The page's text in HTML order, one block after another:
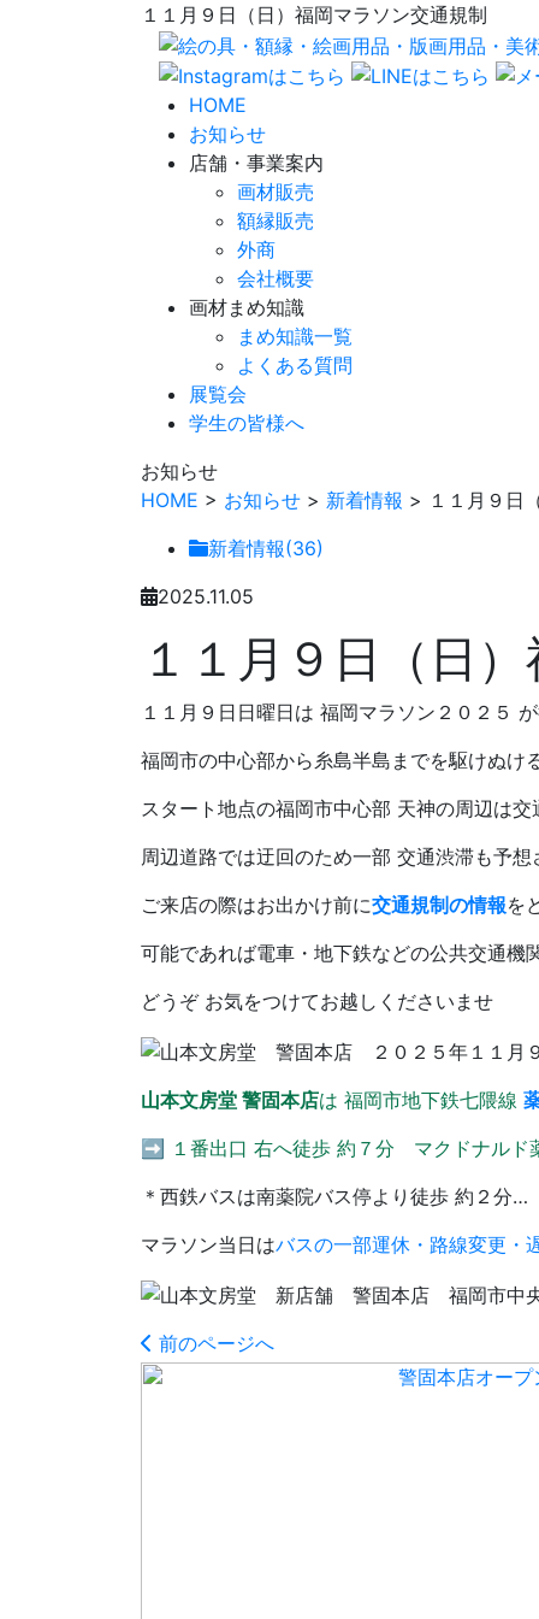
１１月９日（日）福岡マラソン交通規制
HOME
お知らせ
店舗・事業案内
画材販売
額縁販売
外商
会社概要
画材まめ知識
まめ知識一覧
よくある質問
展覧会
学生の皆様へ
お知らせ
HOME > お知らせ > 新着情報 > １１月９日
新着情報(36)
2025.11.05
１１月９日（日
１１月９日日曜日は 福岡マラソン２０２５
福岡市の中心部から糸島半島までを駆けぬけ
スタート地点の福岡市中心部 天神の周辺は交
周辺道路では迂回のため一部 交通渋滞も予想
ご来店の際はお出かけ前に交通規制の情報を
可能であれば電車・地下鉄などの公共交通機
どうぞ お気をつけてお越しくださいませ
山本文房堂 警固本店は 福岡市地下鉄七隈線
➡ １番出口 右へ徒歩 約７分 マクドナルド
＊西鉄バスは南薬院バス停より徒歩 約２分…
マラソン当日はバスの一部運休・路線変更・
前のページへ
警固本店オープ